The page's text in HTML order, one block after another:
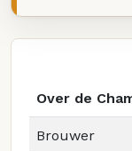
Over de
Brouwer